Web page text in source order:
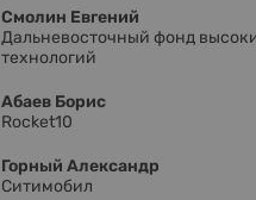
Смолин Евгений
Дальневосточный фонд
технологий
Абаев Борис
Rocket10
Горный Александр
Ситимобил